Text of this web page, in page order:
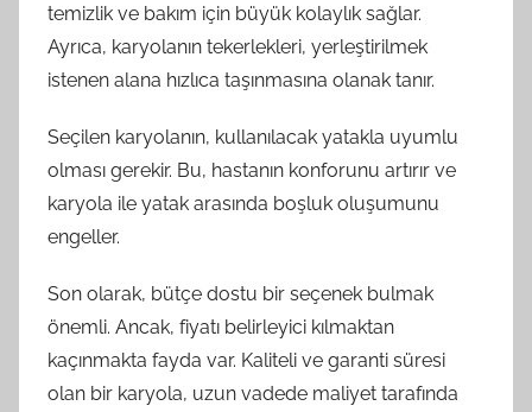
temizlik ve bakım için büyük kolaylık sağlar.
Ayrıca, karyolanın tekerlekleri, yerleştirilmek
istenen alana hızlıca taşınmasına olanak tanır.
Seçilen karyolanın, kullanılacak yatakla uyumlu
olması gerekir. Bu, hastanın konforunu artırır ve
karyola ile yatak arasında boşluk oluşumunu
engeller.
Son olarak, bütçe dostu bir seçenek bulmak
önemli. Ancak, fiyatı belirleyici kılmaktan
kaçınmakta fayda var. Kaliteli ve garanti süresi
olan bir karyola, uzun vadede maliyet tarafında